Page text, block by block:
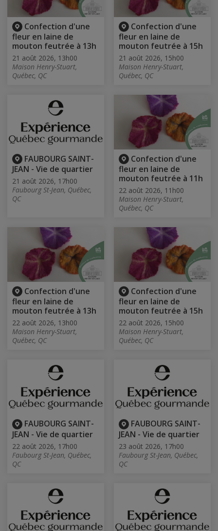
Confection d'une
fleur en laine de
mouton feutrée à 13h
21 août 2026, 13h00
Maison Henry-Stuart,
Québec, QC
Confection d'une
fleur en laine de
mouton feutrée à 15h
21 août 2026, 15h00
Maison Henry-Stuart,
Québec, QC
FAUBOURG SAINT-
JEAN - Vie de quartier
21 août 2026, 17h00
Faubourg St-Jean, Québec,
QC
Confection d'une
fleur en laine de
mouton feutrée à 11h
22 août 2026, 11h00
Maison Henry-Stuart,
Québec, QC
Confection d'une
fleur en laine de
mouton feutrée à 13h
22 août 2026, 13h00
Maison Henry-Stuart,
Québec, QC
Confection d'une
fleur en laine de
mouton feutrée à 15h
22 août 2026, 15h00
Maison Henry-Stuart,
Québec, QC
FAUBOURG SAINT-
JEAN - Vie de quartier
22 août 2026, 17h00
Faubourg St-Jean, Québec,
QC
FAUBOURG SAINT-
JEAN - Vie de quartier
23 août 2026, 17h00
Faubourg St-Jean, Québec,
QC